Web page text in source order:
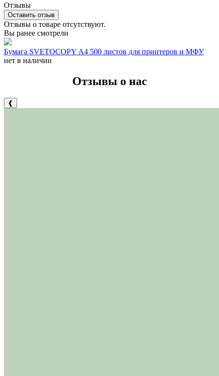
Отзывы
Оставить отзыв
Отзывы о товаре отсутствуют.
Вы ранее смотрели
Бумага SVETOCOPY А4 500 листов для принтеров и МФУ
нет в наличии
Отзывы о нас
❰